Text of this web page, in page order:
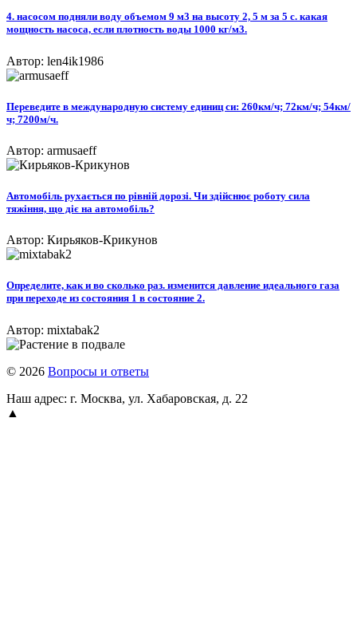
4. насосом подняли воду объемом 9 м3 на высоту 2, 5 м за 5 с. какая
мощность насоса, если плотность воды 1000 кг/м3.
Автор: len4ik1986
Переведите в международную систему единиц си: 260км/ч; 72км/ч; 54км/
ч; 7200м/ч.
Автор: armusaeff
Автомобіль рухається по рівній дорозі. Чи здійснює роботу сила
тяжіння, що діє на автомобіль?
Автор: Кирьяков-Крикунов
Определите, как и во сколько раз. изменится давление идеального газа
при переходе из состояния 1 в состояние 2.​
Автор: mixtabak2
© 2026 Вопросы и ответы
Наш адрес: г. Москва, ул. Хабаровская, д. 22
▲